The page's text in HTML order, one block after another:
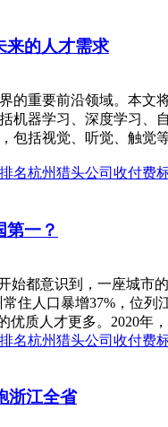
来的人才需求
的重要前沿领域。本
机器学习、深度学习
包括视觉、听觉、触觉
名杭州猎头公司收付费
一？
始都意识到，一座城
住人口暴增37%，位
质人才更多。2020年
名杭州猎头公司收付费
浙江全省